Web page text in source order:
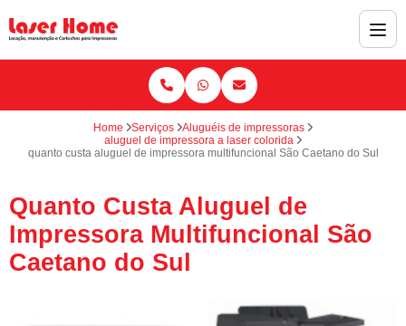
Home Serviços
Aluguéis de impressoras
aluguel de impressora a laser colorida
quanto custa aluguel de impressora multifuncional São Caetano do Sul
Quanto Custa Aluguel de
Impressora Multifuncional São
Caetano do Sul